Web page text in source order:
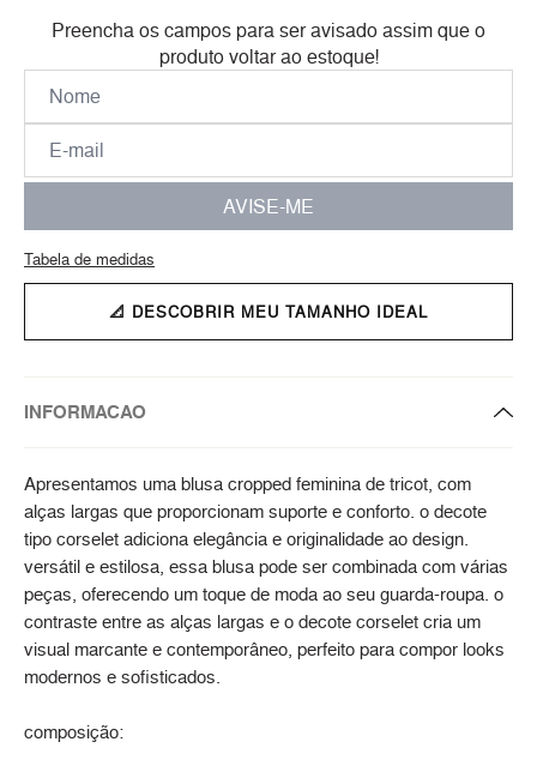
Preencha os campos para ser avisado assim que o
produto voltar ao estoque!
AVISE-ME
Tabela de medidas
📐 DESCOBRIR MEU TAMANHO IDEAL
INFORMACAO
Apresentamos uma blusa cropped feminina de tricot, com
alças largas que proporcionam suporte e conforto. o decote
tipo corselet adiciona elegância e originalidade ao design.
versátil e estilosa, essa blusa pode ser combinada com várias
peças, oferecendo um toque de moda ao seu guarda-roupa. o
contraste entre as alças largas e o decote corselet cria um
visual marcante e contemporâneo, perfeito para compor looks
modernos e sofisticados.
composição: